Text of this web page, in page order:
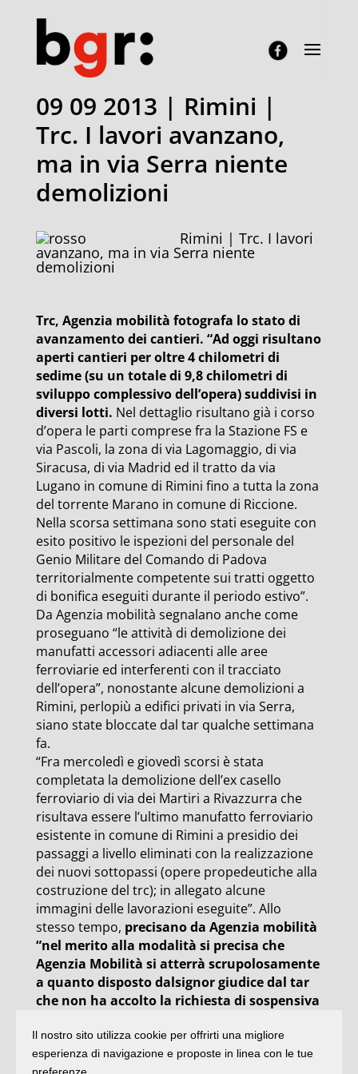
09 09 2013 | Rimini |
Trc. I lavori avanzano,
ma in via Serra niente
demolizioni
Rimini | Trc. I lavori
avanzano, ma in via Serra niente
demolizioni
Trc, Agenzia mobilità fotografa lo stato di
avanzamento dei cantieri. “Ad oggi risultano
aperti cantieri per oltre 4 chilometri di
sedime (su un totale di 9,8 chilometri di
sviluppo complessivo dell’opera) suddivisi in
diversi lotti. Nel dettaglio risultano già i corso
d’opera le parti comprese fra la Stazione FS e
via Pascoli, la zona di via Lagomaggio, di via
Siracusa, di via Madrid ed il tratto da via
Lugano in comune di Rimini fino a tutta la zona
del torrente Marano in comune di Riccione.
Nella scorsa settimana sono stati eseguite con
esito positivo le ispezioni del personale del
Genio Militare del Comando di Padova
territorialmente competente sui tratti oggetto
di bonifica eseguiti durante il periodo estivo”.
Da Agenzia mobilità segnalano anche come
proseguano “le attività di demolizione dei
manufatti accessori adiacenti alle aree
ferroviarie ed interferenti con il tracciato
dell’opera”, nonostante alcune demolizioni a
Rimini, perlopiù a edifici privati in via Serra,
siano state bloccate dal tar qualche settimana
fa.
“Fra mercoledì e giovedì scorsi è stata
completata la demolizione dell’ex casello
ferroviario di via dei Martiri a Rivazzurra che
risultava essere l’ultimo manufatto ferroviario
esistente in comune di Rimini a presidio dei
passaggi a livello eliminati con la realizzazione
dei nuovi sottopassi (opere propedeutiche alla
costruzione del trc); in allegato alcune
immagini delle lavorazioni eseguite”. Allo
stesso tempo, precisano da Agenzia mobilità
“nel merito alla modalità si precisa che
Agenzia Mobilità si atterrà scrupolosamente
a quanto disposto dalsignor giudice dal tar
che non ha accolto la richiesta di sospensiva
pertanto non ne ha sospeso l’efficacia)
prescrivendo però di non dare corso ad opere
Il nostro sito utilizza cookie per offrirti una migliore
esperienza di navigazione e proposte in linea con le tue